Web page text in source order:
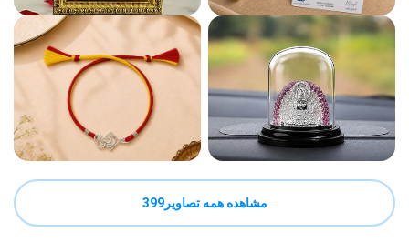
مشاهده همه تصاویر399